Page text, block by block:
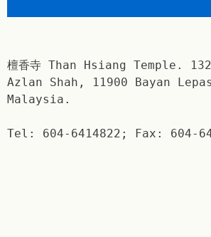
檀香寺 Than Hsiang Temple.
Azlan Shah, 11900 Bayan
Malaysia.
Tel: 604-6414822; Fax: 604-